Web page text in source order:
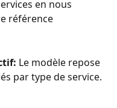
en nous
référence
Le modèle repose
par type de service.